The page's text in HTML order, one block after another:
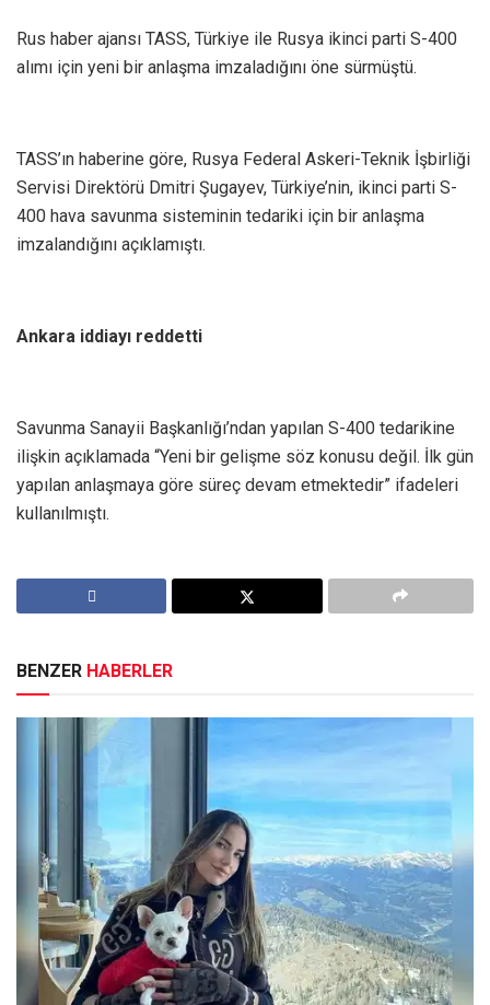
Rus haber ajansı TASS, Türkiye ile Rusya ikinci parti S-400
alımı için yeni bir anlaşma imzaladığını öne sürmüştü.
TASS’ın haberine göre, Rusya Federal Askeri-Teknik İşbirliği
Servisi Direktörü Dmitri Şugayev, Türkiye’nin, ikinci parti S-
400 hava savunma sisteminin tedariki için bir anlaşma
imzalandığını açıklamıştı.
Ankara iddiayı reddetti
Savunma Sanayii Başkanlığı’ndan yapılan S-400 tedarikine
ilişkin açıklamada “Yeni bir gelişme söz konusu değil. İlk gün
yapılan anlaşmaya göre süreç devam etmektedir” ifadeleri
kullanılmıştı.
BENZER HABERLER